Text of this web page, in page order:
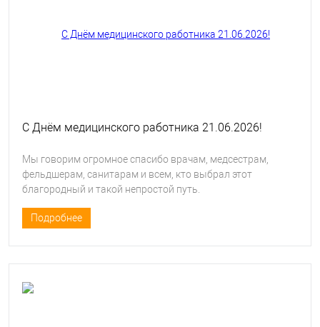
С Днём медицинского работника 21.06.2026!
Мы говорим огромное спасибо врачам, медсестрам,
фельдшерам, санитарам и всем, кто выбрал этот
благородный и такой непростой путь.
Подробнее